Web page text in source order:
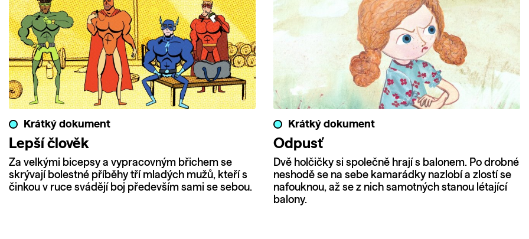
Krátký dokument
Lepší člověk
Za velkými bicepsy a vypracovným břichem se
skrývají bolestné příběhy tří mladých mužů, kteří s
činkou v ruce svádějí boj především sami se sebou.
Krátký dokument
Odpusť
Dvě holčičky si společně hrají s balonem. Po drobné
neshodě se na sebe kamarádky nazlobí a zlostí se
nafouknou, až se z nich samotných stanou létající
balony.